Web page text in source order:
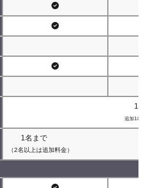
1名(
追加1名につ
1名まで
（2名以上は追加料金）